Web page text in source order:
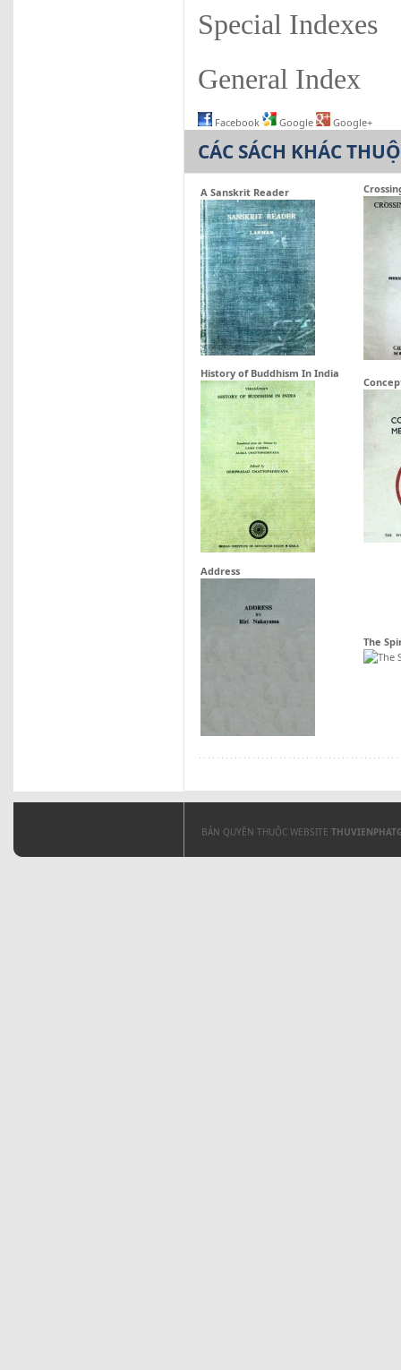
Special Indexes
General Index
Facebook Google Google+
CÁC SÁCH KHÁC
A Sanskrit Reader
History of Buddhism In India
Address
The
BẢN QUYỀN THUỘC WEBSITE